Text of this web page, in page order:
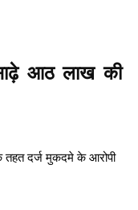
आठ लाख की
तहत दर्ज मुकदमे के आरोपी